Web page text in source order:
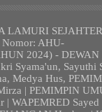
LAMURI
AHU-
2024) - DEWAN
Syama'un, Sayuthi
Medya Hus,
| PEMIMPIN
| WAPEMRED Sayed